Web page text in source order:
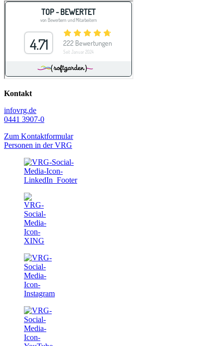
Kontakt
infovrg.de
0441 3907-0
Zum Kontaktformular
Personen in der VRG